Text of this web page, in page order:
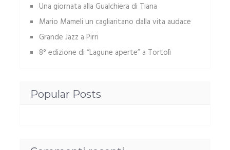
Una giornata alla Gualchiera di Tiana
Mario Mameli un cagliaritano dalla vita audace
Grande Jazz a Pirri
8° edizione di “Lagune aperte” a Tortolì
Popular Posts